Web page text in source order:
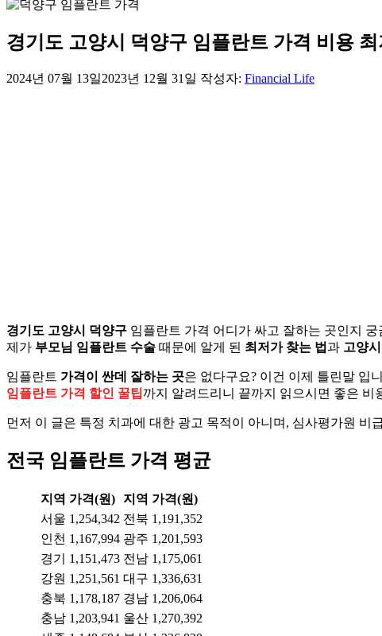
경기도 고양시 덕양구 임플란트 가격 비용
2024년 07월 13일2023년 12월 31일 작성자: Financial Life
경기도 고양시 덕양구 임플란트 가격 어디가 싸고 잘하는 곳인지
제가 부모님 임플란트 수술 때문에 알게 된 최저가 찾는 법과 고양
임플란트 가격이 싼데 잘하는 곳은 없다구요? 이건 이제 틀린말 입
임플란트 가격 할인 꿀팁까지 알려드리니 끝까지 읽으시면 좋은 비
먼저 이 글은 특정 치과에 대한 광고 목적이 아니며, 심사평가원
전국 임플란트 가격 평균
지역 가격(원) 지역 가격(원)
서울 1,254,342 전북 1,191,352
인천 1,167,994 광주 1,201,593
경기
1,151,473 전남 1,175,061
강원 1,251,561 대구 1,336,631
충북 1,178,187 경남 1,206,064
충남 1,203,941 울산 1,270,392